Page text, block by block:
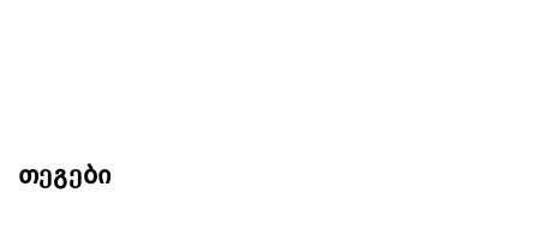
თეგები